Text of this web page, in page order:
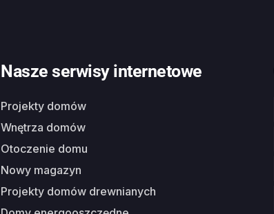
Nasze serwisy internetowe
Projekty domów
Wnętrza domów
Otoczenie domu
Nowy magazyn
Projekty domów drewnianych